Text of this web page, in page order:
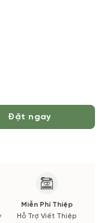
giao sẽ được thông
khi cắm hay bó.
Đặt ngay
Miễn Phí Thiệp
Hỗ Trợ Viết Thiệp